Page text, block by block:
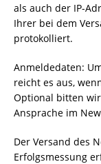
als auch der IP-
Ihrer bei dem
protokolliert.
Anmeldedaten:
reicht es aus,
Optional bitten
Ansprache im
Der Versand des
Erfolgsmessung